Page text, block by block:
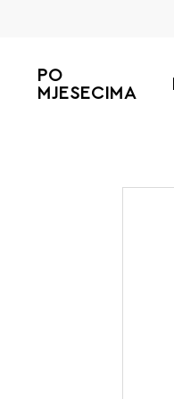
PO
MJESECIMA